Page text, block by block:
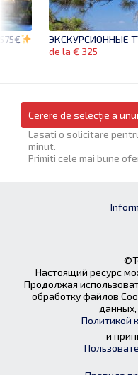
ЭКСКУРСИОННЫЕ
de la € 325
Cerere de selecție a
Lasati o solicitare
minut.
Primiti cele mai bune
Настоящий ресурс
Продолжая
обработку файлов
данных,
Политикой
и